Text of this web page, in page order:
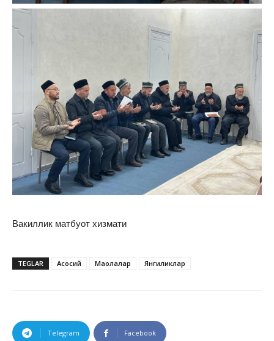
Вакиллик матбуот хизмати
TEGLAR Асосий Мақолалар Янгиликлар
Telegram Facebook